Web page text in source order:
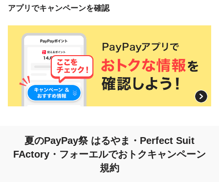
アプリでキャンペーンを確認
夏のPayPay祭 はるやま・Perfect Suit
FActory・フォーエルでおトクキャンペーン
規約